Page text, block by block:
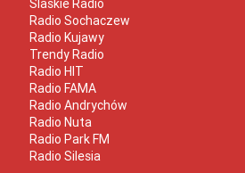
Radio Sochaczew
Radio Kujawy
Trendy Radio
Radio HIT
Radio FAMA
Radio Andrychów
Radio Nuta
Radio Park FM
Radio Silesia